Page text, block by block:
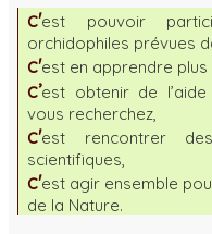
c'est pouvoir
orchidophiles prévues
c'est en apprendre
c’est obtenir de
vous recherchez,
c'est rencontrer
scientifiques,
c'est agir ensemble
de la Nature.